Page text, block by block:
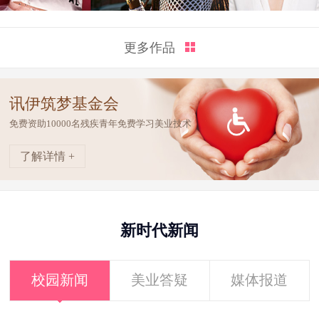
更多作品
讯伊筑梦基金会
免费资助10000名残疾青年免费学习美业技术
了解详情 +
新时代新闻
校园新闻 美业答疑 媒体报道